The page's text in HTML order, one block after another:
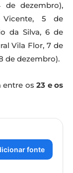
de dezembro),
Vicente, 5 de
da Silva, 6 de
Vila Flor, 7 de
de dezembro).
entre os23 e os
fonte